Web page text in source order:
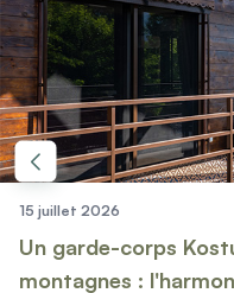
15 juillet 2026
Un garde-corps
montagnes :